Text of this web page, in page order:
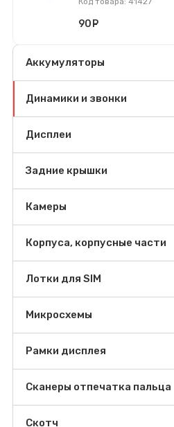
90
Аккумуляторы
Динамики и звонки
Дисплеи
Задние крышки
Камеры
Корпуса, корпусные части
Лотки для SIM
Микросхемы
Рамки дисплея
Сканеры отпечатка пальца
Скотч